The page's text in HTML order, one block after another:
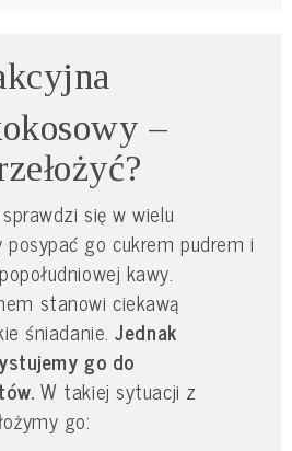
–
się w wielu
posypać go cukrem pudrem i
kawy.
stanowi ciekawą
śniadanie.Jednak
go do
W takiej sytuacji z
go: